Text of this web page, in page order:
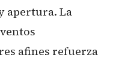
apertura. La
afines refuerza